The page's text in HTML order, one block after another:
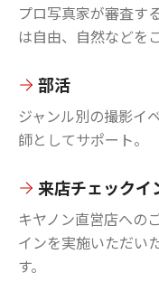
プロ写真家が審査す
は自由、自然などを
部活
ジャンル別の撮影イ
師としてサポート。
来店チェックイ
キヤノン直営店への
インを実施いただい
す。